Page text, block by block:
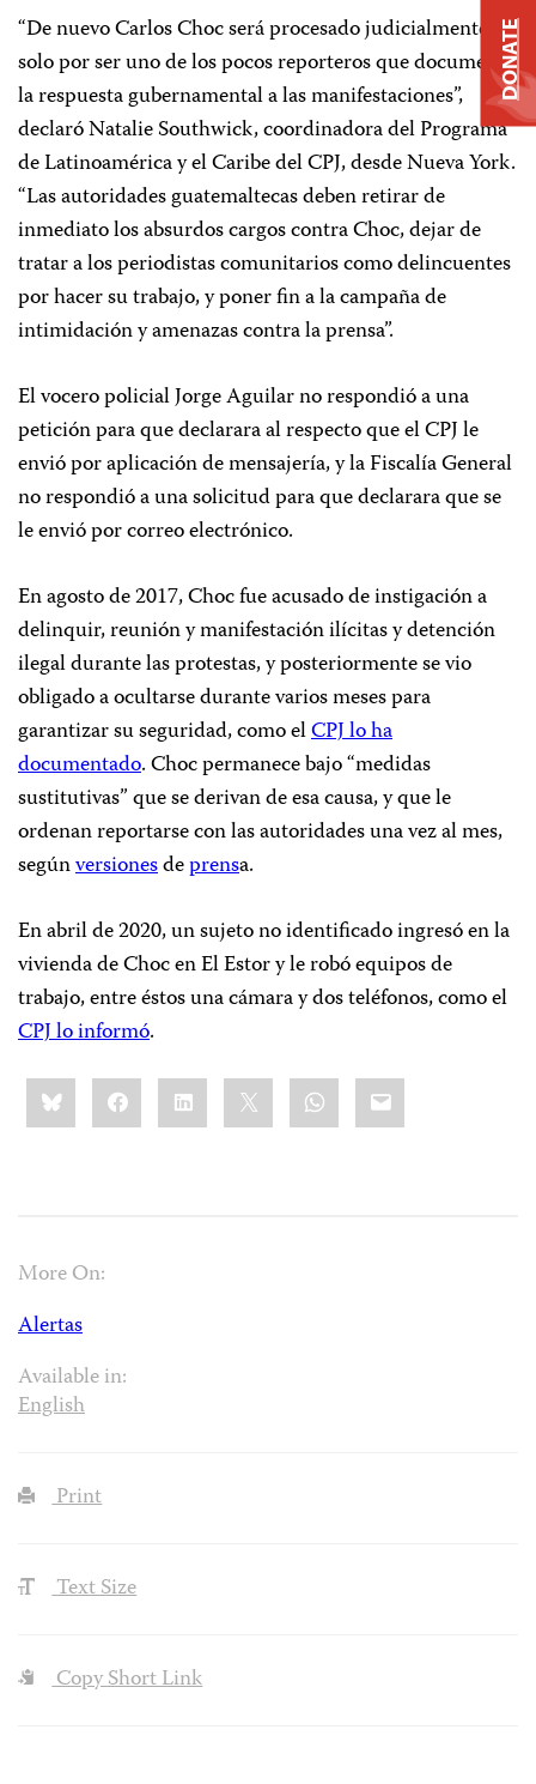
“De nuevo Carlos Choc será procesado judicialmente,
solo por ser uno de los pocos reporteros que documentó
la respuesta gubernamental a las manifestaciones”,
declaró Natalie Southwick, coordinadora del Programa
de Latinoamérica y el Caribe del CPJ, desde Nueva York.
“Las autoridades guatemaltecas deben retirar de
inmediato los absurdos cargos contra Choc, dejar de
tratar a los periodistas comunitarios como delincuentes
por hacer su trabajo, y poner fin a la campaña de
intimidación y amenazas contra la prensa”.
El vocero policial Jorge Aguilar no respondió a una
petición para que declarara al respecto que el CPJ le
envió por aplicación de mensajería, y la Fiscalía General
no respondió a una solicitud para que declarara que se
le envió por correo electrónico.
En agosto de 2017, Choc fue acusado de instigación a
delinquir, reunión y manifestación ilícitas y detención
ilegal durante las protestas, y posteriormente se vio
obligado a ocultarse durante varios meses para
garantizar su seguridad, como elCPJ lo ha
documentado. Choc permanece bajo “medidas
sustitutivas” que se derivan de esa causa, y que le
ordenan reportarse con las autoridades una vez al mes,
segúnversionesdeprensa.
En abril de 2020, un sujeto no identificado ingresó en la
vivienda de Choc en El Estor y le robó equipos de
trabajo, entre éstos una cámara y dos teléfonos, como el
CPJ lo informó.
Share
this:BlueskyFacebookLinkedIn WhatsApp
Email
More On:
Alertas
Available in:
English
Print
Text Size
Copy Short Link
DONATE